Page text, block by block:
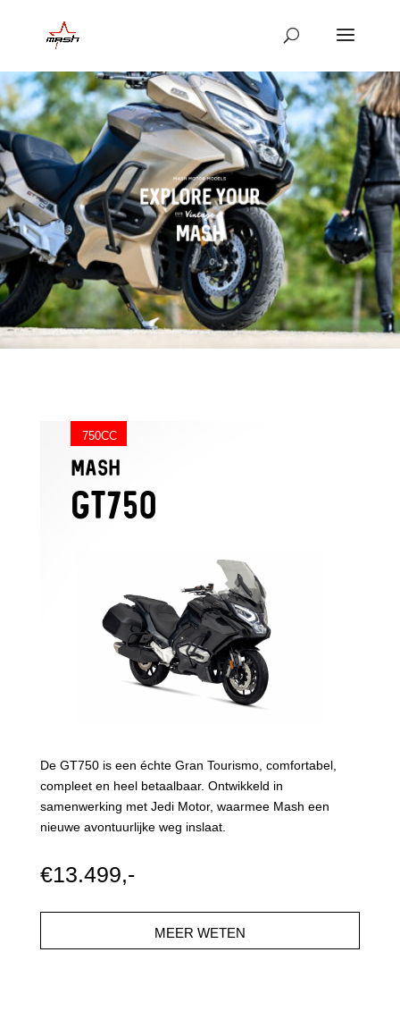
750CC
MASH
GT750
De GT750 is een échte Gran Tourismo, comfortabel,
compleet en heel betaalbaar. Ontwikkeld in
samenwerking met Jedi Motor, waarmee Mash een
nieuwe avontuurlijke weg inslaat.
€13.499,-
MEER WETEN